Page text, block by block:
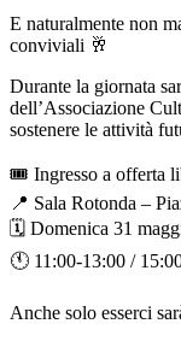
E naturalmente non
conviviali 🥂
Durante la giornata
dell’Associazione
sostenere le attività
🎟 Ingresso a offerta
📍 Sala Rotonda –
🗓 Domenica 31
🕚 11:00-13:00 /
Anche solo esserci